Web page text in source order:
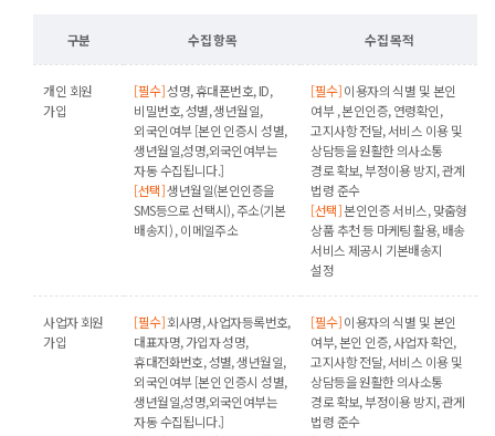
구분 수집 항목 수집 목적
개인 회원
가입
[필수]성명, 휴대폰번호, ID,
비밀번호, 성별, 생년월일,
외국인여부 [본인 인증시 성별,
생년월일,성명,외국인여부는
자동 수집됩니다.]
[선택]생년월일(본인인증을
SMS등으로 선택시), 주소(기본
배송지) , 이메일주소
[필수]이용자의 식별 및 본인
여부 , 본인인증, 연령확인,
고지사항 전달, 서비스 이용 및
상담등을 원활한 의사소통
경로 확보, 부정이용 방지, 관계
법령 준수
[선택]본인인증 서비스, 맞춤형
상품 추천 등 마케팅 활용, 배송
서비스 제공시 기본배송지
설정
사업자 회원
가입
[필수]회사명, 사업자등록번호,
대표자명, 가입자 성명,
휴대전화번호, 성별, 생년월일,
외국인여부 [본인 인증시 성별,
생년월일,성명,외국인여부는
자동 수집됩니다.]
[필수]이용자의 식별 및 본인
여부, 본인 인증, 사업자 확인,
고지사항 전달, 서비스 이용 및
상담등을 원활한 의사소통
경로 확보, 부정이용 방지, 관게
법령 준수